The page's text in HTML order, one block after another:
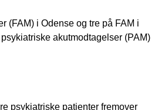
(FAM) i Odense og tre på FAM i
akutmodtagelser (PAM)
psykiatriske patienter fremover